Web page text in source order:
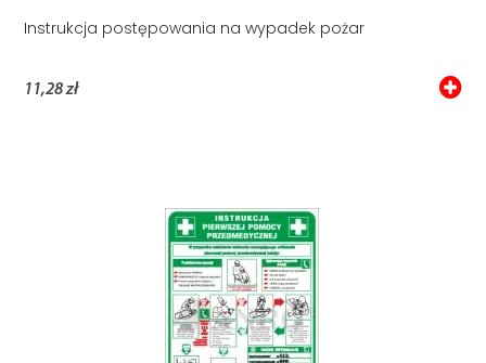
Instrukcja postępowania na wypadek pożar
11,28 zł